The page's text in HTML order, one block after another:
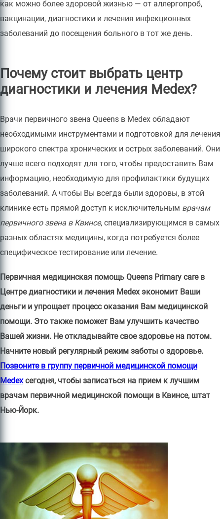
как можно более здоровой жизнью — от аллергопроб,
вакцинации, диагностики и лечения инфекционных
заболеваний до посещения больного в тот же день.
Почему стоит выбрать центр
диагностики и лечения Medex?
Врачи первичного звена Queens в Medex обладают
необходимыми инструментами и подготовкой для лечения
широкого спектра хронических и острых заболеваний. Они
лучше всего подходят для того, чтобы предоставить Вам
информацию, необходимую для профилактики будущих
заболеваний. А чтобы Вы всегда были здоровы, в этой
клинике есть прямой доступ к исключительным врачам
первичного звена в Квинсе, специализирующимся в самых
разных областях медицины, когда потребуется более
специфическое тестирование или лечение.
Первичная медицинская помощь Queens Primary care в
Центре диагностики и лечения Medex экономит Ваши
деньги и упрощает процесс оказания Вам медицинской
помощи. Это также поможет Вам улучшить качество
Вашей жизни. Не откладывайте свое здоровье на потом.
Начните новый регулярный режим заботы о здоровье.
Позвоните в группу первичной медицинской помощи
Medexсегодня, чтобы записаться на прием к лучшим
врачам первичной медицинской помощи в Квинсе, штат
Нью-Йорк.